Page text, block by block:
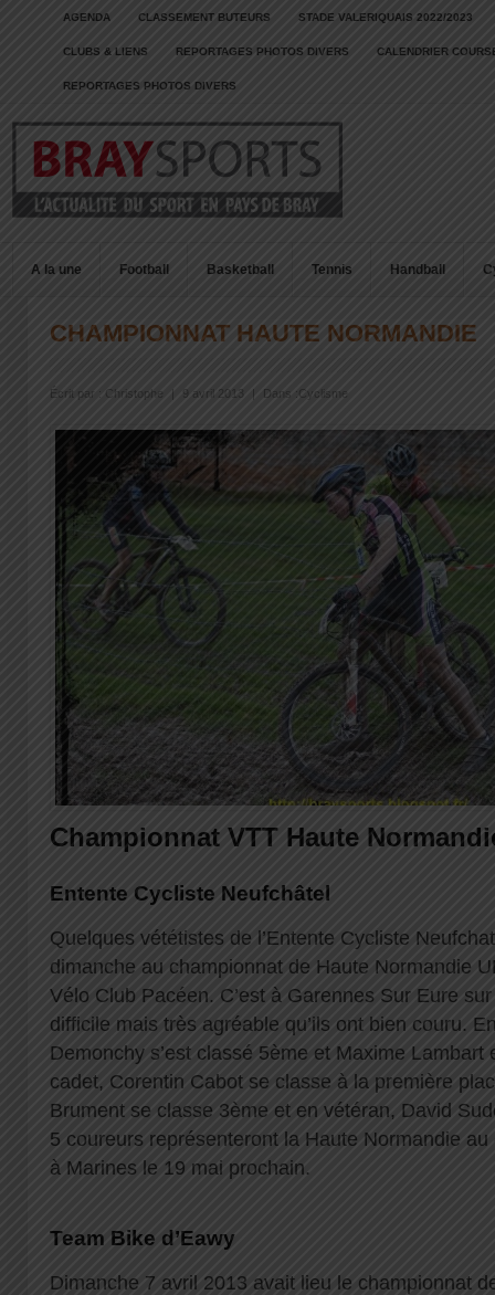
AGENDA CLASSEMENT BUTEURS STADE VALERIQUAIS 2022/2023
CLUBS & LIENS REPORTAGES PHOTOS DIVERS CALENDRIER
REPORTAGES PHOTOS DIVERS
A la une Football Basketball Tennis Handball
CHAMPIONNAT HAUTE NORMANDIE
Écrit par : Christophe 9 avril 2013 | Dans : Cyclisme
Championnat VTT Haute
Entente Cycliste Neufchâtel
Quelques vététistes de l’Entente Cycliste
dimanche au championnat de Haute Normandie
Vélo Club Pacéen. C’est à Garennes Sur Eure
difficile mais très agréable qu’ils ont bien couru.
Demonchy s’est classé 5ème et Maxime Lambart
cadet, Corentin Cabot se classe à la première
Brument se classe 3ème et en vétéran, David
5 coureurs représenteront la Haute Normandie
à Marines le 19 mai prochain.
Team Bike d’Eawy
Dimanche 7 avril 2013 avait lieu le championnat